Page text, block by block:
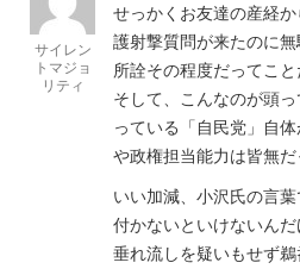
サイレン
トマジョ
リティ
せっかくお友達の産経
護射撃質問が来たのに無
所詮その程度だってこと
そして、こんなのが頭
っている「自民党」自
や政権担当能力は皆無だ
いい加減、小沢氏の言
付かないといけないん
垂れ流しを疑いもせず